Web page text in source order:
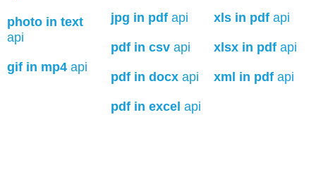
photo in text
api
gif in mp4 api
jpg in pdfapi
pdf in csvapi
pdf in docxapi
pdf in excel api
xls in pdf api
xlsx in pdf api
xml in pdf api